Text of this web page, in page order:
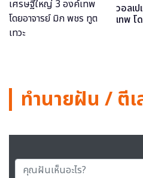
วอลเ
เทพ โ
ทำนายฝัน / ตีเ